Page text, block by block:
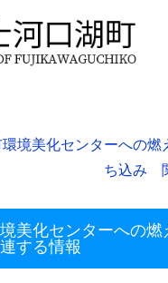
境美化センターへの燃
ち込み
美化センターへの燃
する情報